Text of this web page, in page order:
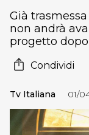
Già
non andrà
progetto
Condividi
Tv Italiana 01/